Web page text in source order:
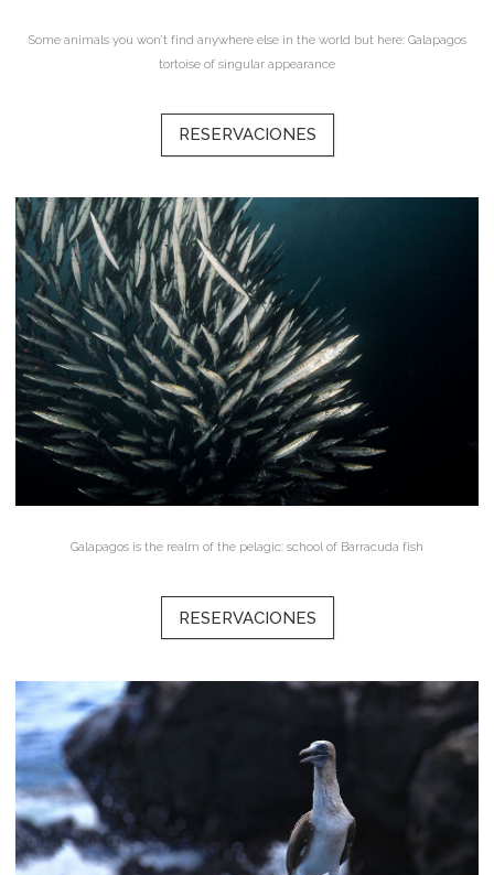
Some animals you won’t find anywhere else in the world but here: Galapagos
tortoise of singular appearance
RESERVACIONES
Galapagos is the realm of the pelagic: school of Barracuda fish
RESERVACIONES